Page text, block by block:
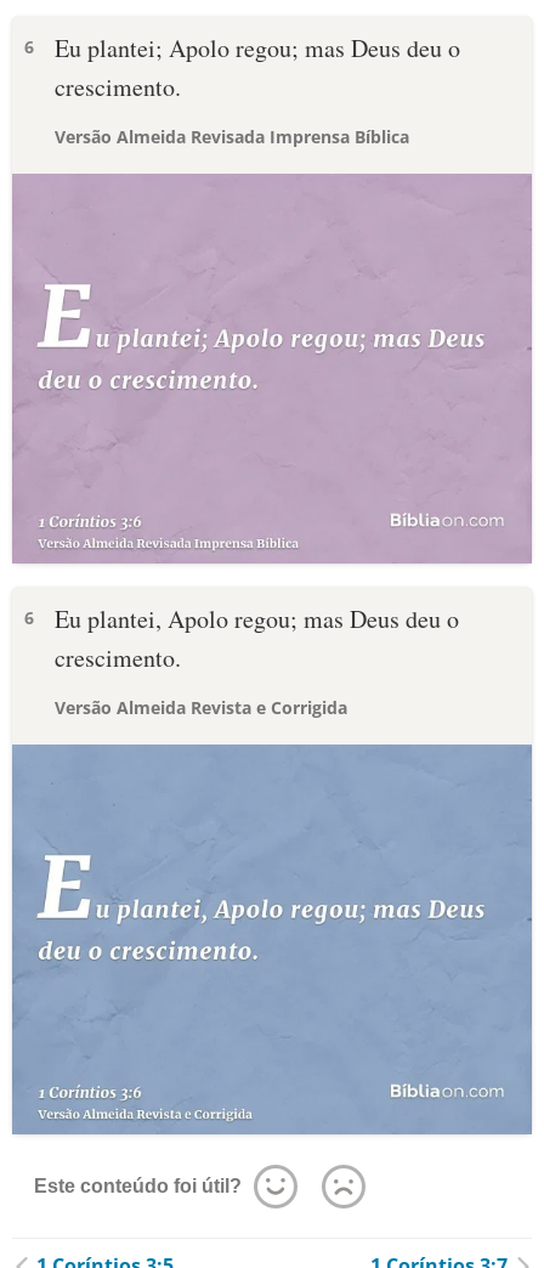
6
Eu plantei; Apolo regou; mas Deus deu o
crescimento.
Versão Almeida Revisada Imprensa Bíblica
6
Eu plantei, Apolo regou; mas Deus deu o
crescimento.
Versão Almeida Revista e Corrigida
Este conteúdo foi útil?